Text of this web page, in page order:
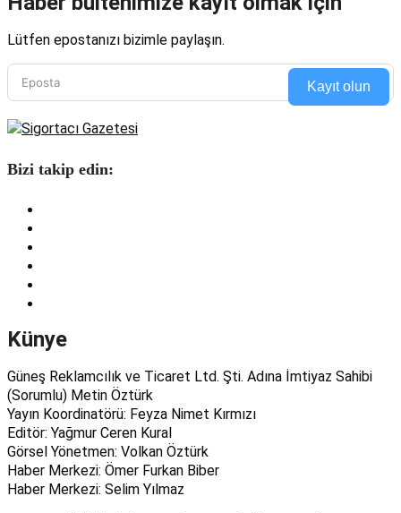
Lütfen epostanızı bizimle paylaşın.
Kayıt olun
Bizi takip edin:
Künye
Güneş Reklamcılık ve Ticaret Ltd. Şti. Adına İmtiyaz Sahibi
(Sorumlu) Metin Öztürk
Yayın Koordinatörü: Feyza Nimet Kırmızı
Editör: Yağmur Ceren Kural
Görsel Yönetmen: Volkan Öztürk
Haber Merkezi: Ömer Furkan Biber
Haber Merkezi: Selim Yılmaz